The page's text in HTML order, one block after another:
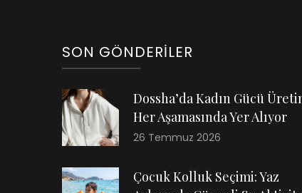
SON GÖNDERILER
Dossha’da Kadın Gücü
Her Aşamasında Yer Alıyor
26 Temmuz 2026
Çocuk Kolluk Seçimi: Yaz